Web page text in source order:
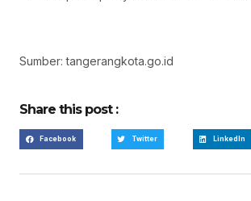
Sumber: tangerangkota.go.id
Share this post :
Facebook Twitter LinkedIn